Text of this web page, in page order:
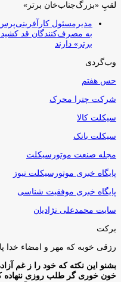
لقبِ «بزرگ‌جناب‌خان برتر»
مدیرمسئول
به مصرف‌کنندگان قد
برتر» دارند
وب‌گردی
حس هفتم
شرکت چترا محرک
سیکلت کالا
سیکلت بانک
مجله صنعت موتورسیکلت
پایگاه خبری موتورسیکلت نیوز
پایگاه خبری موفقیت شناسی
سایت محمدعلی نژادیان
برکت
رزقی خوبه كه مهر و امضاء خدا
بشنو این نکته که خود را ز غم
خون خوری گر طلب روزی ننهاده